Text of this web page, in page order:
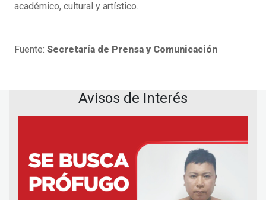
académico, cultural y artístico.
Fuente: Secretaría de Prensa y Comunicación
Avisos de Interés